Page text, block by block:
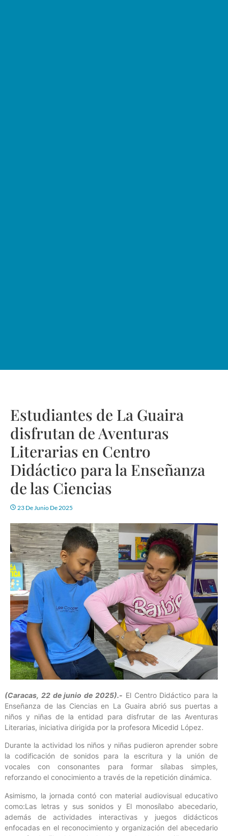
Estudiantes de La Guaira
disfrutan de Aventuras
Literarias en Centro
Didáctico para la Enseñanza
de las Ciencias
23 De Junio De 2025
(Caracas, 22 de junio de 2025).- El Centro Didáctico para la
Enseñanza de las Ciencias en La Guaira abrió sus puertas a
niños y niñas de la entidad para disfrutar de las Aventuras
Literarias, iniciativa dirigida por la profesora Micedid López.
Durante la actividad los niños y niñas pudieron aprender sobre
la codificación de sonidos para la escritura y la unión de
vocales con consonantes para formar sílabas simples,
reforzando el conocimiento a través de la repetición dinámica.
Asimismo, la jornada contó con material audiovisual educativo
como:Las letras y sus sonidos y El monosílabo abecedario,
además de actividades interactivas y juegos didácticos
enfocadas en el reconocimiento y organización del abecedario